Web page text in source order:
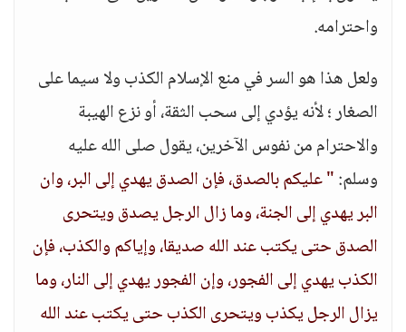
واحترامه.
ولعل هذا هو السر في منع الإسلام الكذب ولا سيما على
الصغار ؛ لأنه يؤدي إلى سحب الثقة، أو نزع الهيبة
والاحترام من نفوس الآخرين، يقول صلى الله عليه
وسلم:" عليكم بالصدق، فإن الصدق يهدي إلى البر، وان
البر يهدي إلى الجنة، وما زال الرجل يصدق ويتحرى
الصدق حتى يكتب عند الله صديقا، وإياكم والكذب، فإن
الكذب يهدي إلى الفجور، وإن الفجور يهدي إلى النار، وما
يزال الرجل يكذب ويتحرى الكذب حتى يكتب عند الله